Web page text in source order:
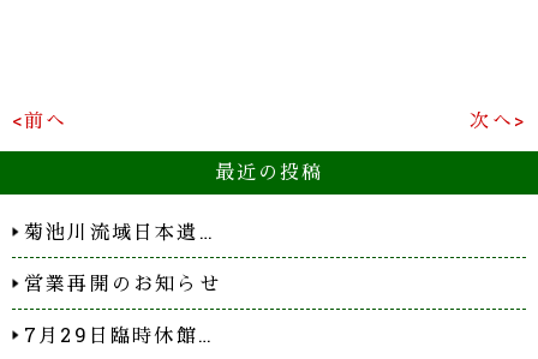
<前へ 次へ>
最近の投稿
菊池川流域日本遺…
営業再開のお知らせ
7月29日臨時休館…